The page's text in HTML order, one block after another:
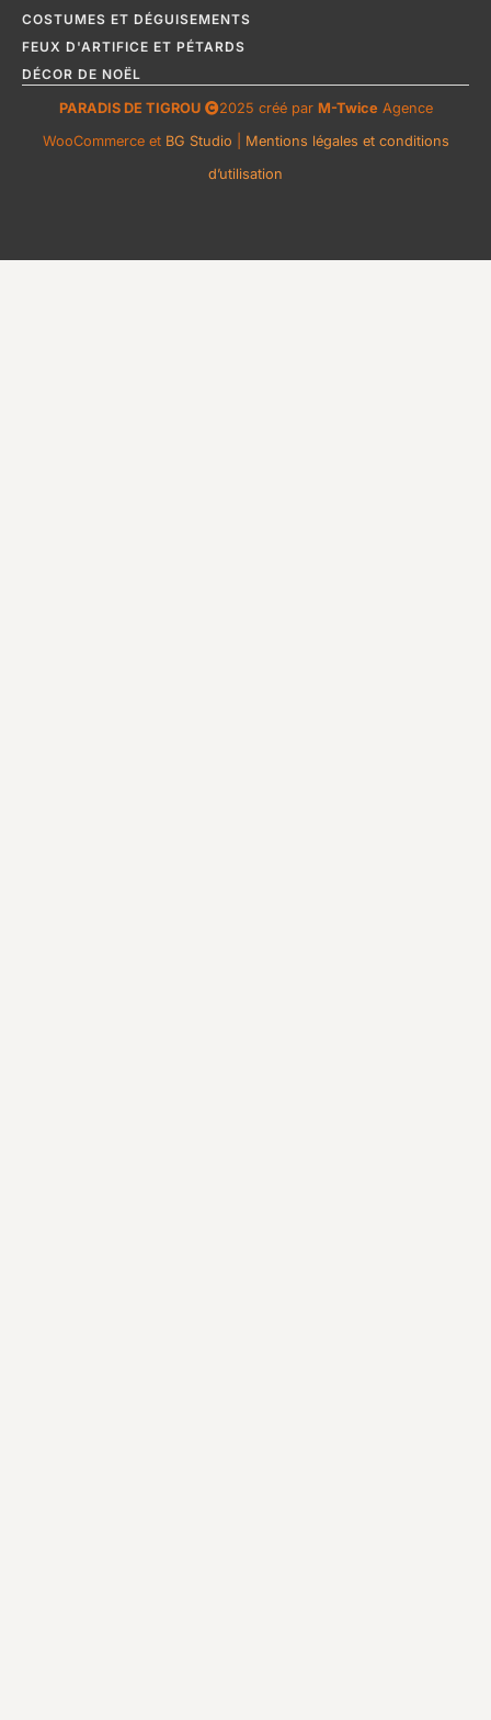
COSTUMES ET DÉGUISEMENTS
FEUX D'ARTIFICE ET PÉTARDS
DÉCOR DE NOËL
PARADIS DE TIGROU 2025 créé par M-Twice Agence
WooCommerce et BG Studio
Mentions légales et conditions
d’utilisation